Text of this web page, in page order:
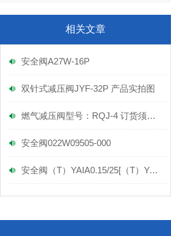
相关文章
安全阀A27W-16P
双针式减压阀JYF-32P 产品实拍图
燃气减压阀型号：RQJ-4 订货须知及厂家报价
安全阀022W09505-000
安全阀（T）YAIA0.15/25[（T）YAIA0.20/20实拍图